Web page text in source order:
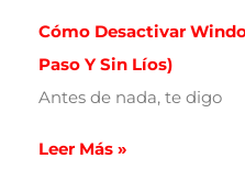
Cómo Desactivar
Paso Y Sin Líos)
Antes de nada, te digo
Leer Más »